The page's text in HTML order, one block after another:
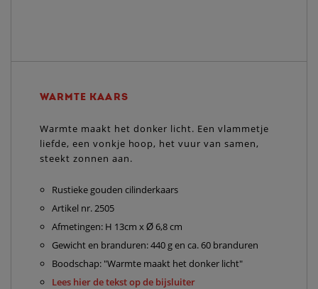
WARMTE KAARS
Warmte maakt het donker licht. Een vlammetje
liefde, een vonkje hoop, het vuur van samen,
steekt zonnen aan.
Rustieke gouden cilinderkaars
Artikel nr. 2505
Afmetingen: H 13cm x Ø6,8 cm
Gewicht en branduren: 440 g en ca. 60 branduren
Boodschap: "Warmte maakt het donker licht"
Lees hier de tekst op de bijsluiter